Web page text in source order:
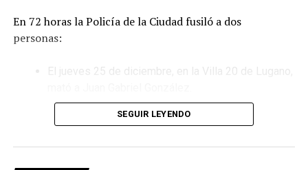
En 72 horas la Policía de la Ciudad fusiló a dos
personas:
El jueves 25 de diciembre, en la Villa 20 de Lugano,
Este domingo 28 de diciembre, en el barrio porteño
ahora lucha por su vida en el hospital Ramos Mejía.
SEGUIR LEYENDO